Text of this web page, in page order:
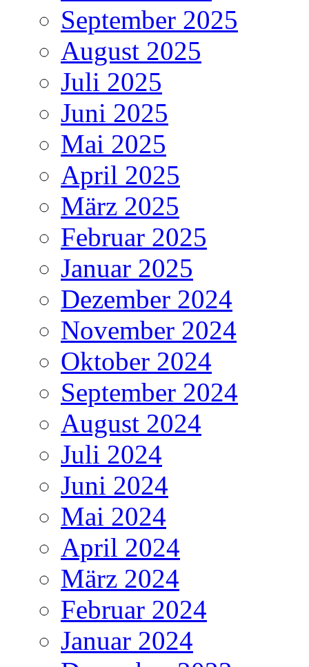
September 2025
August 2025
Juli 2025
Juni 2025
Mai 2025
April 2025
März 2025
Februar 2025
Januar 2025
Dezember 2024
November 2024
Oktober 2024
September 2024
August 2024
Juli 2024
Juni 2024
Mai 2024
April 2024
März 2024
Februar 2024
Januar 2024